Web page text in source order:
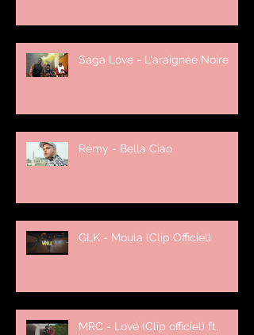
Saga Love - L'araignée Noire
Rémy - Bella Ciao
GLK - Moula (Clip Officiel)
MRC - Lové (Clip officiel) ft.